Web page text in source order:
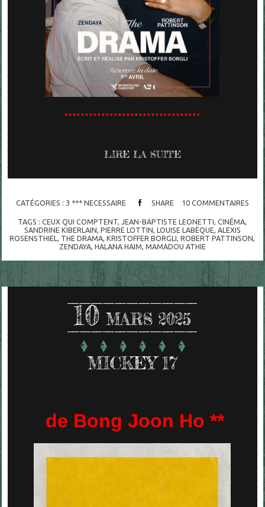
.................................
LIRE LA SUITE
CATÉGORIES : 3 *** NECESSAIRE SHARE 10 COMMENTAIRES
TAGS :CEUX QUI COMPTENT,JEAN-BAPTISTE LEONETTI,CINÉMA,
SANDRINE KIBERLAIN, PIERRE LOTTIN, LOUISE LABÈQUE, ALEXIS
ROSENSTHIEL, THE DRAMA,KRISTOFFER BORGLI,ROBERT PATTINSON,
ZENDAYA, HALANA HAIM, MAMADOU ATHIE
10 MARS 2025
MICKEY 17
de Bong Joon Ho **